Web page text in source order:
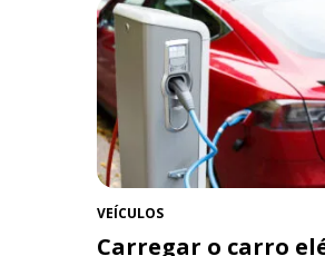
VEÍCULOS
Carregar o carro